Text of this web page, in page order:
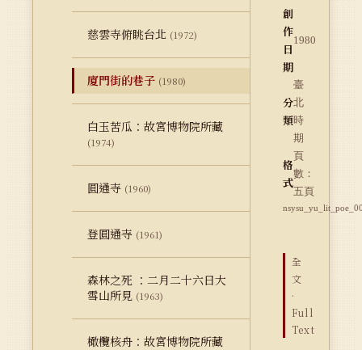
慈雲寺俯眺台北 (1972)
廈門街的巷子 (1980)
白玉苦瓜：故宮博物院所藏
(1974)
圓通寺 (1960)
登圓通寺 (1961)
森林之死 ：二月二十六日大
雪山所見 (1963)
橄欖核舟：故宮博物院所藏
創
作
日
期
1980
分
類
臺
北
時
期
格
式
頁
數：
五頁
全
文
·
Full
Text